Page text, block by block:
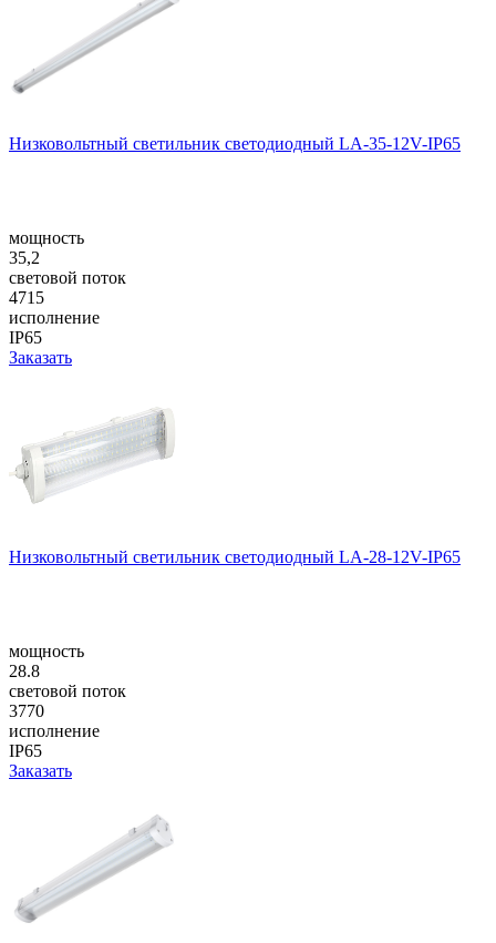
Низковольтный светильник светодиодный LA-35-12V-IP65
мощность
35,2
световой поток
4715
исполнение
IP65
Заказать
Низковольтный светильник светодиодный LA-28-12V-IP65
мощность
28.8
световой поток
3770
исполнение
IP65
Заказать